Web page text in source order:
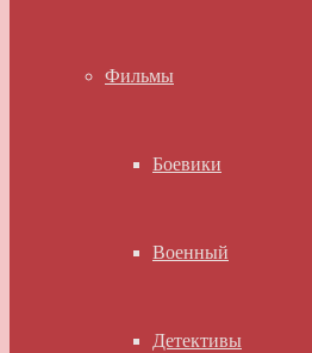
Фильмы
Боевики
Военный
Детективы